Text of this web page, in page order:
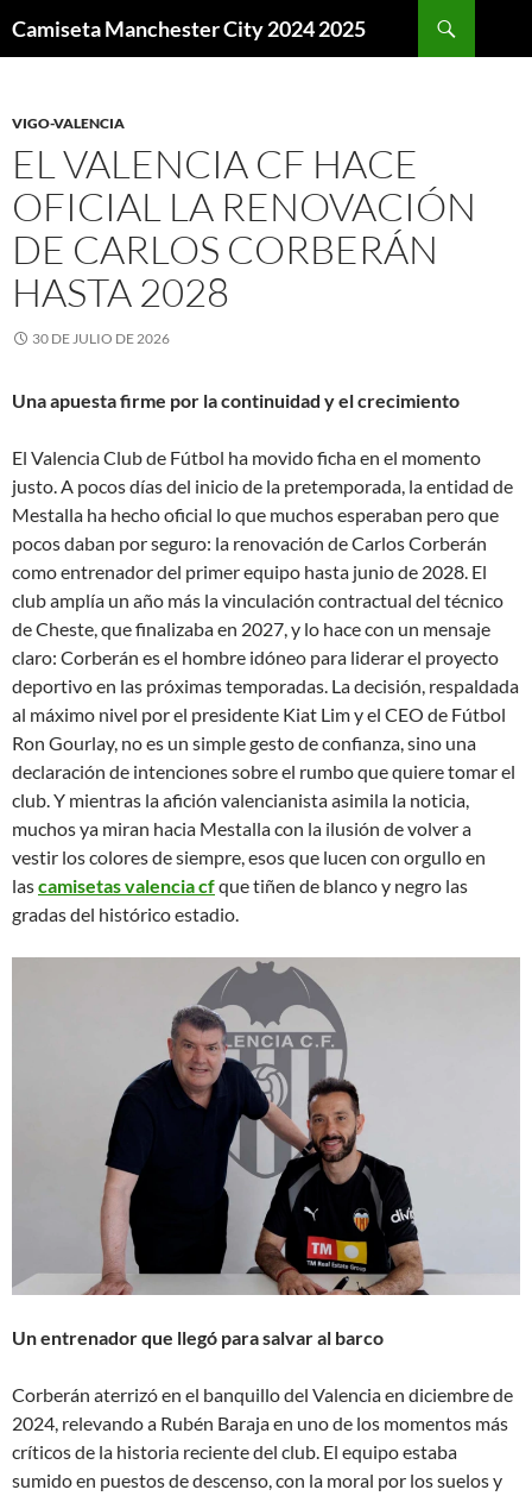
Camiseta Manchester City 2024 2025
VIGO-VALENCIA
EL VALENCIA CF HACE
OFICIAL LA RENOVACIÓN
DE CARLOS CORBERÁN
HASTA 2028
30 DE JULIO DE 2026
Una apuesta firme por la continuidad y el crecimiento
El Valencia Club de Fútbol ha movido ficha en el momento
justo. A pocos días del inicio de la pretemporada, la entidad de
Mestalla ha hecho oficial lo que muchos esperaban pero que
pocos daban por seguro: la renovación de Carlos Corberán
como entrenador del primer equipo hasta junio de 2028. El
club amplía un año más la vinculación contractual del técnico
de Cheste, que finalizaba en 2027, y lo hace con un mensaje
claro: Corberán es el hombre idóneo para liderar el proyecto
deportivo en las próximas temporadas. La decisión, respaldada
al máximo nivel por el presidente Kiat Lim y el CEO de Fútbol
Ron Gourlay, no es un simple gesto de confianza, sino una
declaración de intenciones sobre el rumbo que quiere tomar el
club. Y mientras la afición valencianista asimila la noticia,
muchos ya miran hacia Mestalla con la ilusión de volver a
vestir los colores de siempre, esos que lucen con orgullo en
lascamisetas valencia cfque tiñen de blanco y negro las
gradas del histórico estadio.
Un entrenador que llegó para salvar al barco
Corberán aterrizó en el banquillo del Valencia en diciembre de
2024, relevando a Rubén Baraja en uno de los momentos más
críticos de la historia reciente del club. El equipo estaba
sumido en puestos de descenso, con la moral por los suelos y